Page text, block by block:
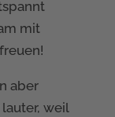
mit
aber
weil